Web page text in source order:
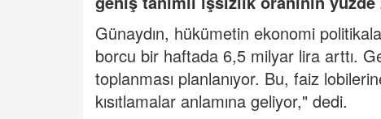
Günaydın, hükümetin ekonomi
borcu bir haftada 6,5 milyar lira arttı.
toplanması planlanıyor. Bu, faiz
kısıtlamalar anlamına geliyor," dedi.